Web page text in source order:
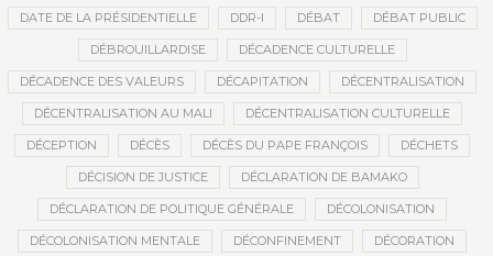
DATE DE LA PRÉSIDENTIELLE DDR-I DÉBAT DÉBAT PUBLIC
DÉBROUILLARDISE DÉCADENCE CULTURELLE
DÉCADENCE DES VALEURS DÉCAPITATION DÉCENTRALISATION
DÉCENTRALISATION AU MALI DÉCENTRALISATION CULTURELLE
DÉCEPTION DÉCÈS DÉCÈS DU PAPE FRANÇOIS DÉCHETS
DÉCISION DE JUSTICE DÉCLARATION DE BAMAKO
DÉCLARATION DE POLITIQUE GÉNÉRALE DÉCOLONISATION
DÉCOLONISATION MENTALE DÉCONFINEMENT DÉCORATION